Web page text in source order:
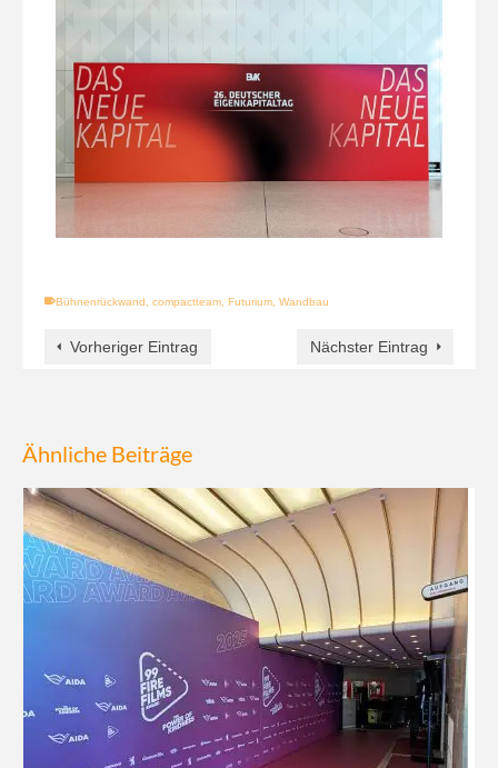
Bühnenrückwand compactteam Futurium Wandbau
Vorheriger Eintrag Nächster Eintrag
Ähnliche Beiträge